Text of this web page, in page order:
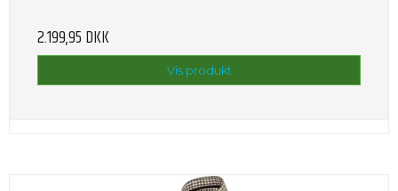
2.199,95 DKK
Vis produkt